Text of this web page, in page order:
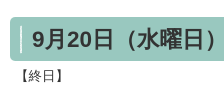
9月20日（水曜日
【終日】